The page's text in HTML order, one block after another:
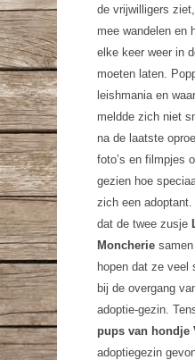
de vrijwilligers
mee wandelen en
elke keer weer in
moeten laten.
leishmania en
meldde zich niet
na de laatste
foto’s en filmpjes
gezien hoe
zich een
dat de twee zusje
Moncherie
hopen dat ze veel
bij de overgang
adoptie-gezin.
pups van hondje
adoptiegezin